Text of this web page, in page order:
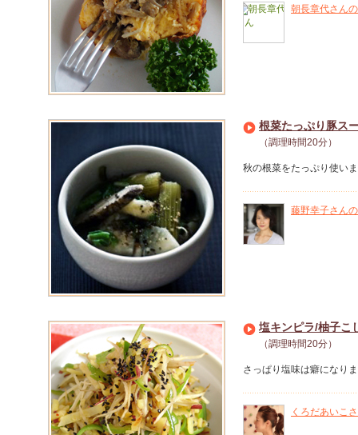
朝長章代さん
根菜たっぷり豚ス
（調理時間20分）
秋の根菜をたっぷり使い
藤野幸子さん
塩キンピラ/柚子こ
（調理時間20分）
さっぱり塩味は癖になり
くろだあいこ